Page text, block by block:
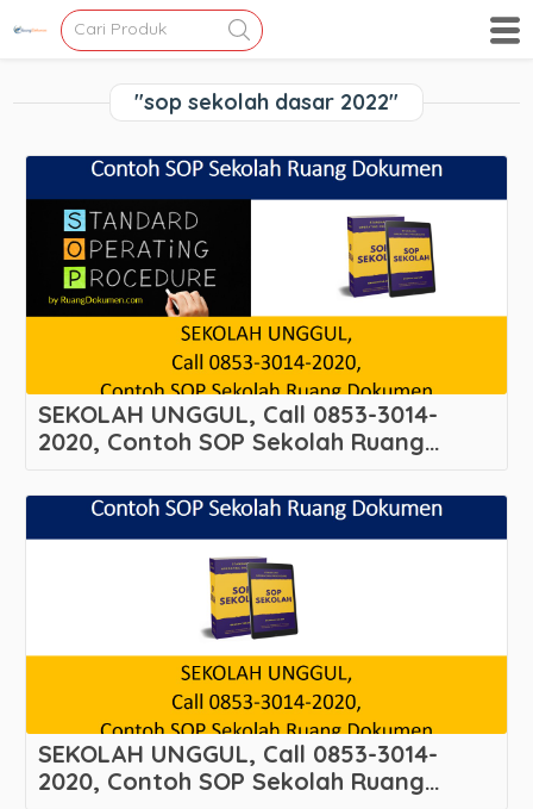
"sop sekolah dasar 2022"
SEKOLAH UNGGUL, Call 0853-3014-
2020, Contoh SOP Sekolah Ruang
Rungkut – Kota Surabaya
SEKOLAH UNGGUL, Call 0853-3014-
2020, Contoh SOP Sekolah Ruang